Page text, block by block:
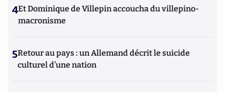
4Et Dominique de Villepin accoucha du villepino-
macronisme
5Retour au pays : un Allemand décrit le suicide
culturel d’une nation